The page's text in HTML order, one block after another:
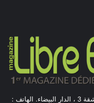
26 ،شارع مرس السلطان ،الطابق الأول ، الشقة 3 ، الدار البيضاء. الهاتف :